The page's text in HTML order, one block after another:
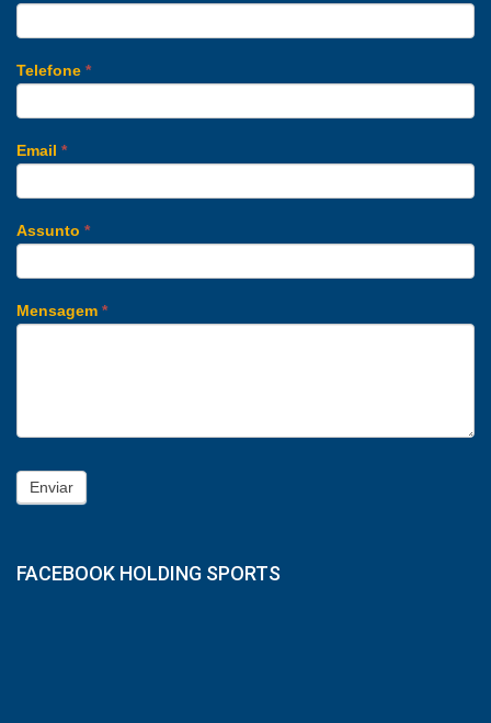
Telefone *
Email *
Assunto *
Mensagem *
Enviar
FACEBOOK HOLDING SPORTS